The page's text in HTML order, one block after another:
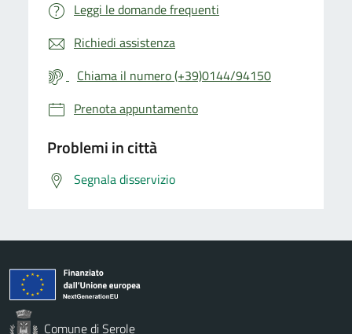
Leggi le domande frequenti
Richiedi assistenza
Chiama il numero (+39)0144/94150
Prenota appuntamento
Problemi in città
Segnala disservizio
Comune di Serole